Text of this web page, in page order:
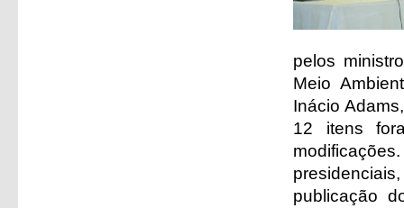
pelos
Meio
Inácio
12 itens
publicação